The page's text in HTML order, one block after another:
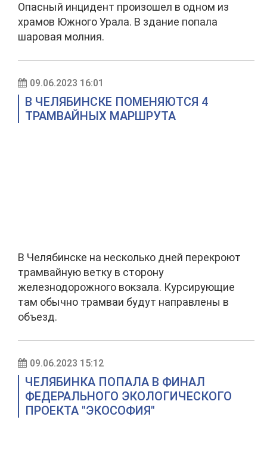
Опасный инцидент произошел в одном из
храмов Южного Урала. В здание попала
шаровая молния.
09.06.2023 16:01
В ЧЕЛЯБИНСКЕ ПОМЕНЯЮТСЯ 4
ТРАМВАЙНЫХ МАРШРУТА
В Челябинске на несколько дней перекроют
трамвайную ветку в сторону
железнодорожного вокзала. Курсирующие
там обычно трамваи будут направлены в
объезд.
09.06.2023 15:12
ЧЕЛЯБИНКА ПОПАЛА В ФИНАЛ
ФЕДЕРАЛЬНОГО ЭКОЛОГИЧЕСКОГО
ПРОЕКТА "ЭКОСОФИЯ"